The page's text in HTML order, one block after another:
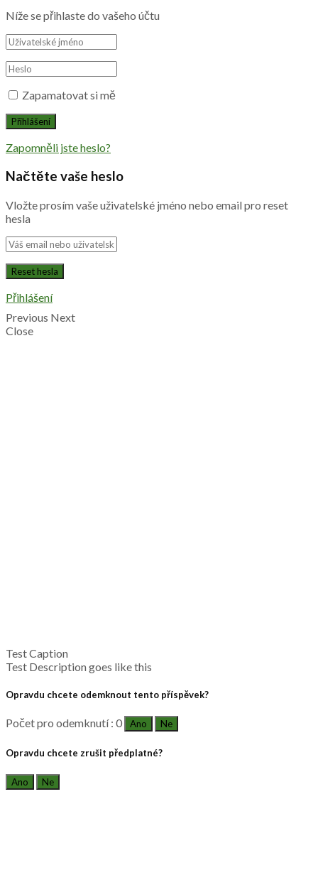
Níže se přihlaste do vašeho účtu
Zapamatovat si mě
Zapomněli jste heslo?
Načtěte vaše heslo
Vložte prosím vaše uživatelské jméno nebo email pro reset
hesla
Přihlášení
Previous Next
Close
Test Caption
Test Description goes like this
Opravdu chcete odemknout tento příspěvek?
Počet pro odemknutí : 0 Ano Ne
Opravdu chcete zrušit předplatné?
Ano Ne